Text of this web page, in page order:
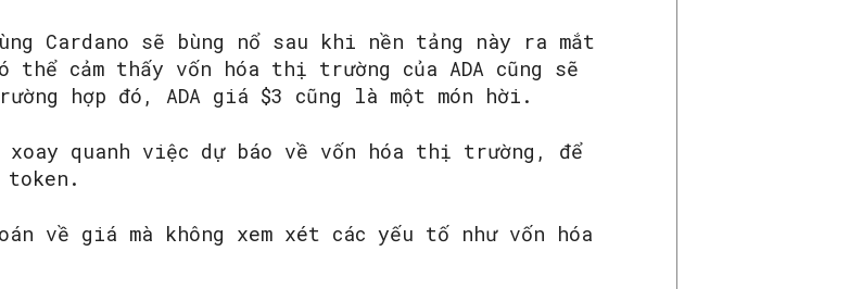
Cardano sẽ bùng nổ sau khi nền tảng này ra mắt
thể cảm thấy vốn hóa thị trường của ADA cũng sẽ
hợp đó, ADA giá $3 cũng là một món hời.
quanh việc dự báo về vốn hóa thị trường, để
về giá mà không xem xét các yếu tố như vốn hóa